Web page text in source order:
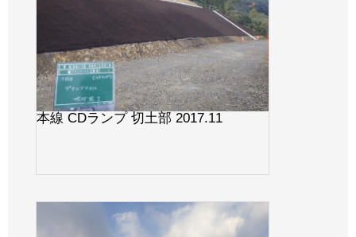
本線 CDランプ 切土部 2017.11